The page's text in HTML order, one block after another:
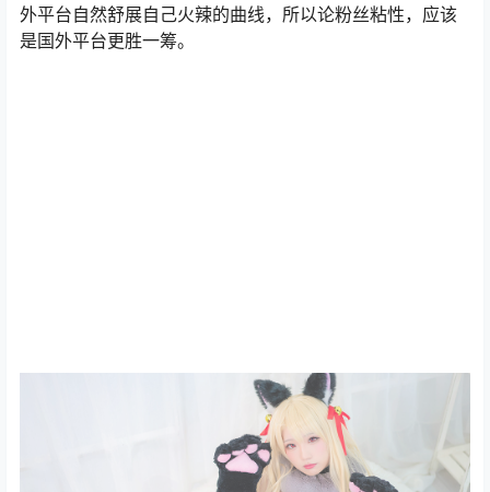
外平台自然舒展自己火辣的曲线，所以论粉丝粘性，应该
是国外平台更胜一筹。